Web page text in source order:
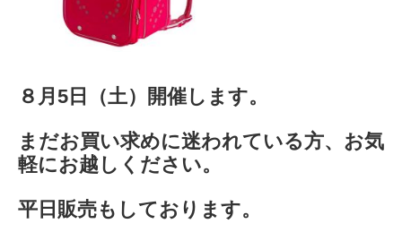
８月5日（土）開催します。
まだお買い求めに迷われている方、お気
軽にお越しください。
平日販売もしております。